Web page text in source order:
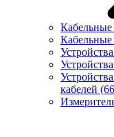
Кабельные
Кабельные
кабелей